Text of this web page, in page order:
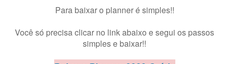
Para baixar o planner é simples!!
Você só precisa clicar no link abaixo e segui os passos
simples e baixar!!